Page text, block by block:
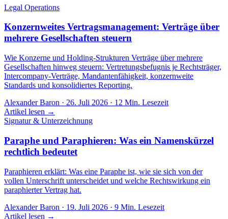
Legal Operations
Konzernweites Vertragsmanagement: Verträge über
mehrere Gesellschaften steuern
Wie Konzerne und Holding-Strukturen Verträge über mehrere
Gesellschaften hinweg steuern: Vertretungsbefugnis je Rechtsträger,
Intercompany-Verträge, Mandantenfähigkeit, konzernweite
Standards und konsolidiertes Reporting.
Alexander Baron · 26. Juli 2026 · 12 Min. Lesezeit
Artikel lesen →
Signatur & Unterzeichnung
Paraphe und Paraphieren: Was ein Namenskürzel
rechtlich bedeutet
Paraphieren erklärt: Was eine Paraphe ist, wie sie sich von der
vollen Unterschrift unterscheidet und welche Rechtswirkung ein
paraphierter Vertrag hat.
Alexander Baron · 19. Juli 2026 · 9 Min. Lesezeit
Artikel lesen →